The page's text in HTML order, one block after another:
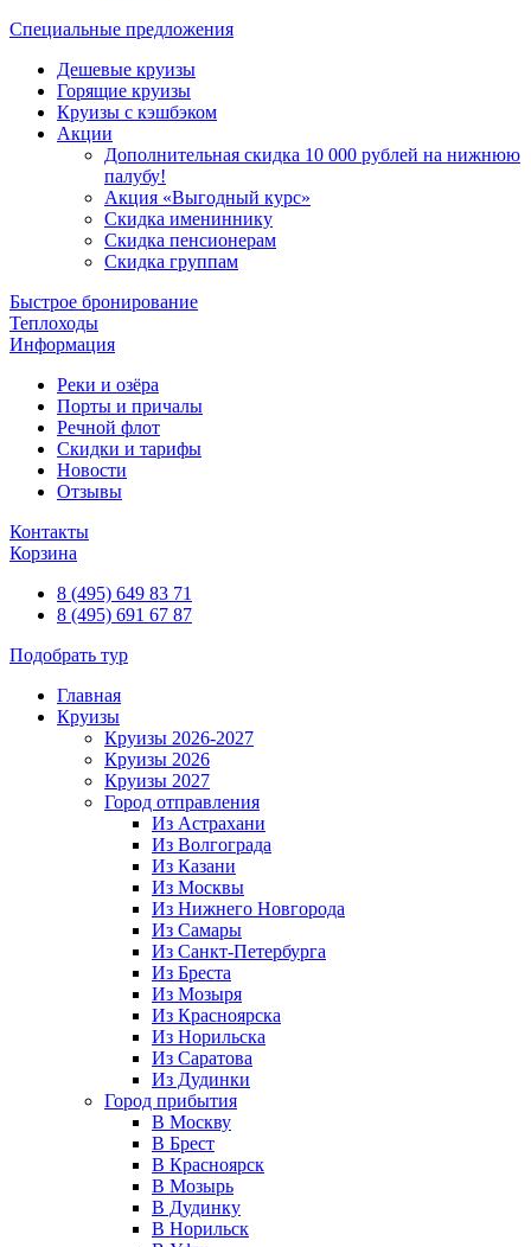
Специальные предложения
Дешевые круизы
Горящие круизы
Круизы с кэшбэком
Акции
Дополнительная скидка 10 000 рублей на нижнюю
палубу!
Акция «Выгодный курс»
Скидка имениннику
Скидка пенсионерам
Скидка группам
Быстрое бронирование
Теплоходы
Информация
Реки и озёра
Порты и причалы
Речной флот
Скидки и тарифы
Новости
Отзывы
Контакты
Корзина
8 (495) 649 83 71
8 (495) 691 67 87
Подобрать тур
Главная
Круизы
Круизы 2026-2027
Круизы 2026
Круизы 2027
Город отправления
Из Астрахани
Из Волгограда
Из Казани
Из Москвы
Из Нижнего Новгорода
Из Самары
Из Санкт-Петербурга
Из Бреста
Из Мозыря
Из Красноярска
Из Норильска
Из Саратова
Из Дудинки
Город прибытия
В Москву
В Брест
В Красноярск
В Мозырь
В Дудинку
В Норильск